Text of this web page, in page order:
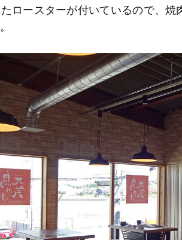
ロースターが付いているので、焼